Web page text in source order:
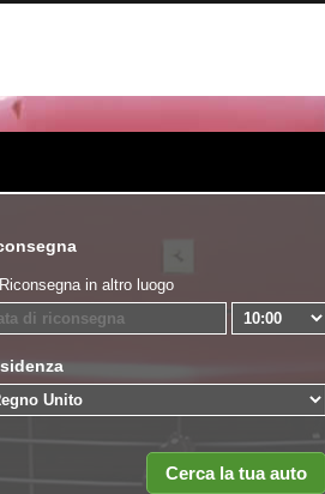
Riconsegna in altro luogo